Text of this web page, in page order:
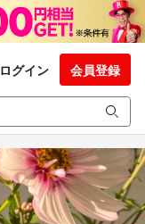
ログイン 会員登録